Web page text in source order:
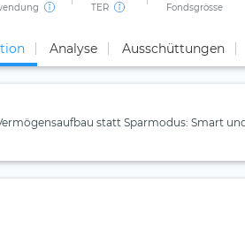
TER Fondsgrösse
Analyse Ausschüttungen
statt Sparmodus: Smart